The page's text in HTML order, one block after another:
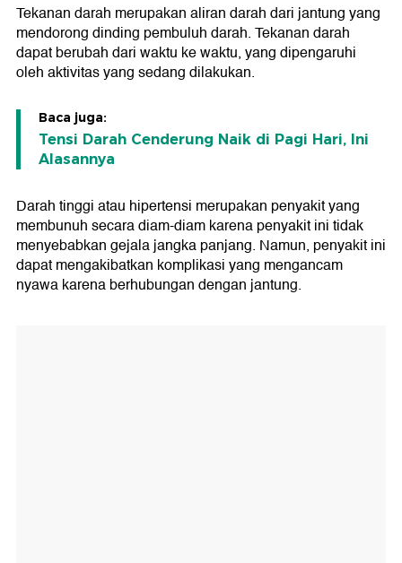
Tekanan darah merupakan aliran darah dari jantung yang
mendorong dinding pembuluh darah. Tekanan darah
dapat berubah dari waktu ke waktu, yang dipengaruhi
oleh aktivitas yang sedang dilakukan.
Baca juga:
Tensi Darah Cenderung Naik di Pagi Hari, Ini
Alasannya
Darah tinggi atau hipertensi merupakan penyakit yang
membunuh secara diam-diam karena penyakit ini tidak
menyebabkan gejala jangka panjang. Namun, penyakit ini
dapat mengakibatkan komplikasi yang mengancam
nyawa karena berhubungan dengan jantung.